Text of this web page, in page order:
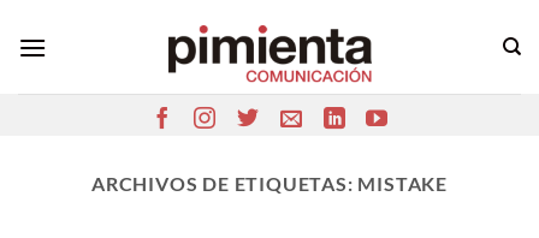
ARCHIVOS DE ETIQUETAS: MISTAKE